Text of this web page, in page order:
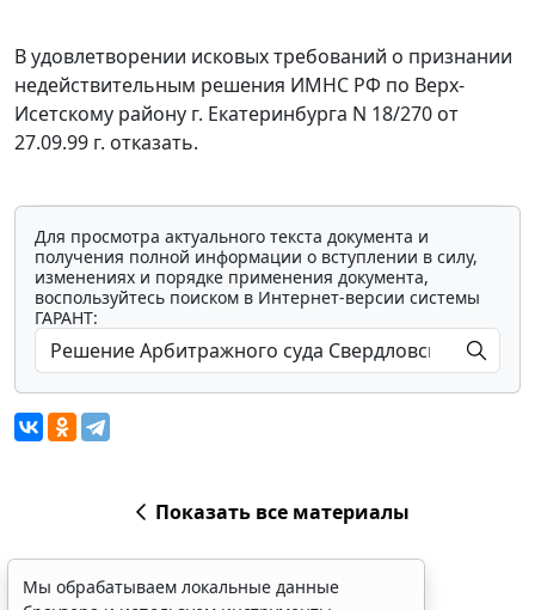
В удовлетворении исковых требований о признании
недействительным решения ИМНС РФ по Верх-
Исетскому району г. Екатеринбурга N 18/270 от
27.09.99 г. отказать.
Для просмотра актуального текста документа и
получения полной информации о вступлении в силу,
изменениях и порядке применения документа,
воспользуйтесь поиском в Интернет-версии системы
ГАРАНТ:
Показать все материалы
Мы обрабатываем локальные данные